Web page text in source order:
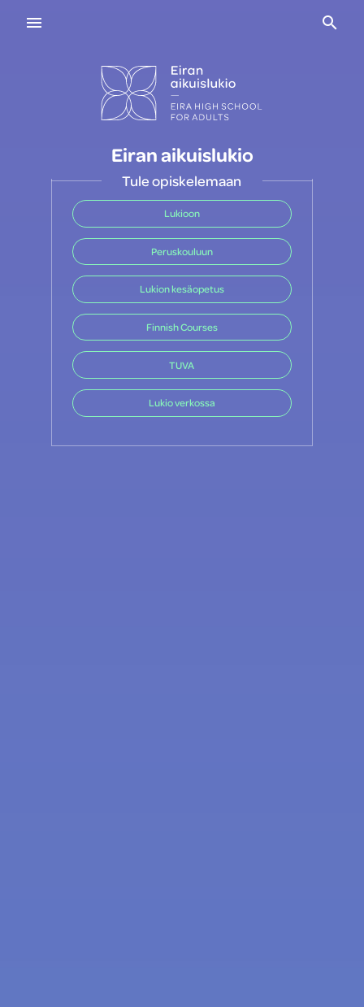
Eiran aikuislukio
Tule opiskelemaan
Lukioon
Peruskouluun
Lukion kesäopetus
Finnish Courses
TUVA
Lukio verkossa